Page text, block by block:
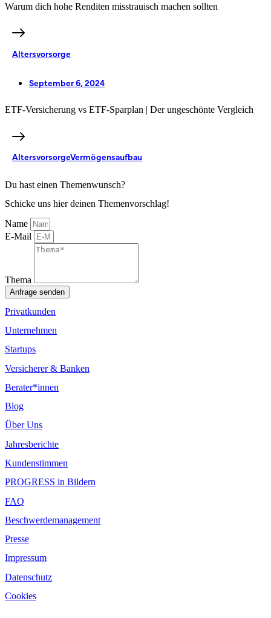
Warum dich hohe Renditen misstrauisch machen sollten
Altersvorsorge
September 6, 2024
ETF-Versicherung vs ETF-Sparplan | Der ungeschönte Vergleich
AltersvorsorgeVermögensaufbau
Du hast einen Themenwunsch?
Schicke uns hier deinen Themenvorschlag!
Name
E-Mail
Thema
Anfrage senden
Privatkunden
Unternehmen
Startups
Versicherer & Banken
Berater*innen
Blog
Über Uns
Jahresberichte
Kundenstimmen
PROGRESS in Bildern
FAQ
Beschwerdemanagement
Presse
Impressum
Datenschutz
Cookies